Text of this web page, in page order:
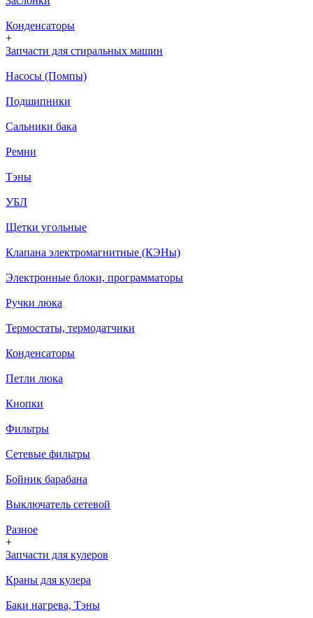
Конденсаторы
+
Запчасти для стиральных машин
Насосы (Помпы)
Подшипники
Сальники бака
Ремни
Тэны
УБЛ
Щетки угольные
Клапана электромагнитные (КЭНы)
Электронные блоки, программаторы
Ручки люка
Термостаты, термодатчики
Конденсаторы
Петли люка
Кнопки
Фильтры
Сетевые фильтры
Бойник барабана
Выключатель сетевой
Разное
+
Запчасти для кулеров
Краны для кулера
Баки нагрева, Тэны